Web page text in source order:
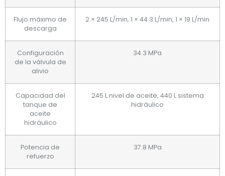
Flujo máximo de
descarga
2 × 245 L/min, 1 × 44.3 L/min, 1 × 19 L/min
Configuración
de la válvula de
alivio
34.3 MPa
Capacidad del
tanque de
aceite
hidráulico
245 L nivel de aceite, 440 L sistema
hidráulico
Potencia de
refuerzo
37.8 MPa